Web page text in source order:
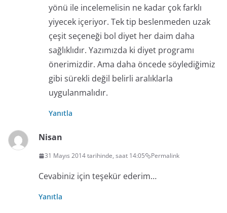
yönü ile incelemelisin ne kadar çok farklı
yiyecek içeriyor. Tek tip beslenmeden uzak
çeşit seçeneği bol diyet her daim daha
sağlıklıdır. Yazımızda ki diyet programı
önerimizdir. Ama daha öncede söylediğimiz
gibi sürekli değil belirli aralıklarla
uygulanmalıdır.
Yanıtla
Nisan
31 Mayıs 2014 tarihinde, saat 14:05 Permalink
Cevabiniz için teşekür ederim…
Yanıtla